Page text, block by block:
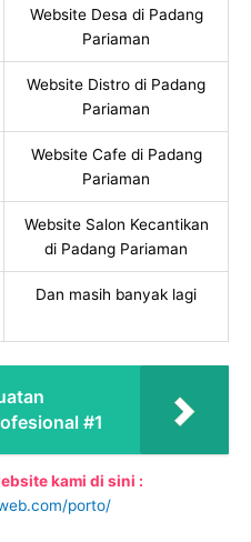
Website Desa di Padang
Pariaman
Website Distro di Padang
Pariaman
Website Cafe di Padang
Pariaman
Website Salon Kecantikan
di Padang Pariaman
Dan masih banyak lagi
#1
kami di sini :
porto/